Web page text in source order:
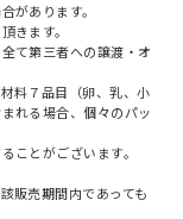
があります。
きます。
て第三者への譲渡・オ
料７品目（卵、乳、小
れる場合、個々のパッ
ことがございます。
販売期間内であっても